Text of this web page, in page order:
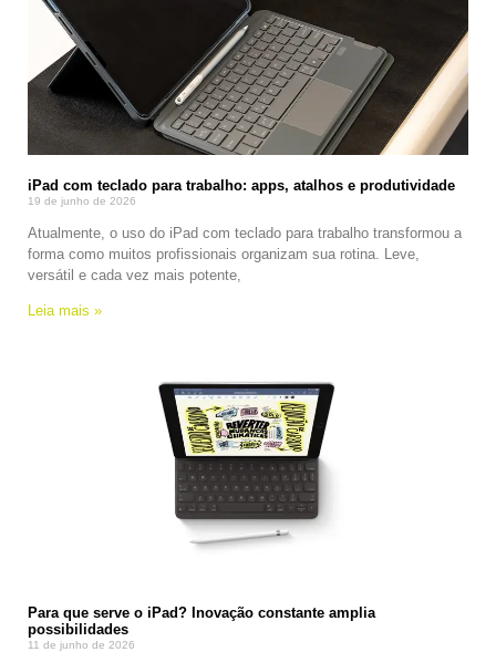
iPad com teclado para trabalho: apps, atalhos e produtividade
19 de junho de 2026
Atualmente, o uso do iPad com teclado para trabalho transformou a
forma como muitos profissionais organizam sua rotina. Leve,
versátil e cada vez mais potente,
Leia mais »
Para que serve o iPad? Inovação constante amplia
possibilidades
11 de junho de 2026